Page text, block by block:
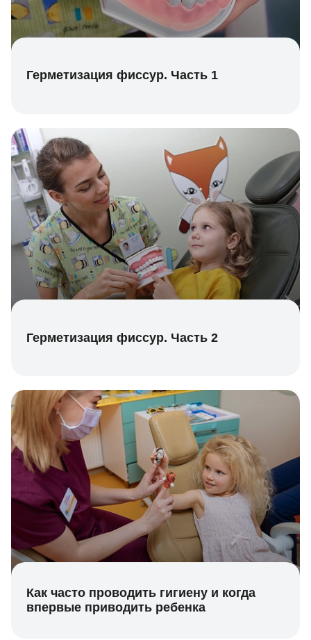
Герметизация фиссур. Часть 1
Герметизация фиссур. Часть 2
Как часто проводить гигиену и когда
впервые приводить ребенка